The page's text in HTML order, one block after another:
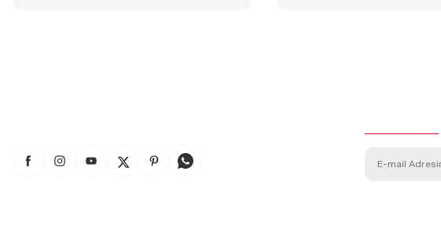
B... T... | 08/07/2026